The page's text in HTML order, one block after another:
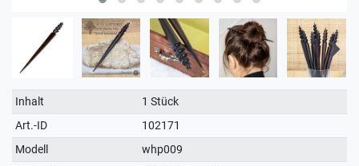
Technisches
Merkmal
Wert
Inhalt
1 Stück
Art.-ID
102171
Modell
whp009